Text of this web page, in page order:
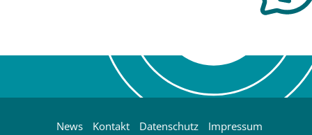
News Kontakt Datenschutz Impressum